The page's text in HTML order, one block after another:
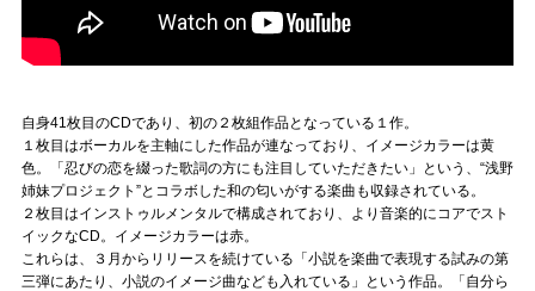
自身41枚目のCDであり、初の２枚組作品となっている１作。
１枚目はボーカルを主軸にした作品が連なっており、イメージカラーは黄
色。「忍びの恋を綴った歌詞の方にも注目していただきたい」という、“浅野
姉妹プロジェクト”とコラボした和の匂いがする楽曲も収録されている。
２枚目はインストゥルメンタルで構成されており、より音楽的にコアでスト
イックなCD。イメージカラーは赤。
これらは、３月からリリースを続けている「小説を楽曲で表現する試みの第
三弾にあたり、小説のイメージ曲なども入れている」という作品。「自分ら